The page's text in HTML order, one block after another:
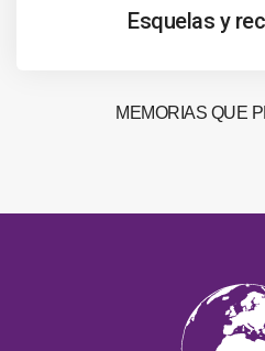
Esquelas y
MEMORIAS QUE